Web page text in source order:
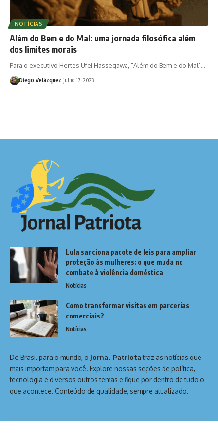
NOTÍCIAS
Além do Bem e do Mal: uma jornada filosófica além
dos limites morais
Para o executivo Hertes Ufei Hassegawa, "Além do Bem e do Mal"…
Diego Velázquez julho 17, 2023
Lula sanciona pacote de leis para ampliar
proteção às mulheres: o que muda no
combate à violência doméstica
Notícias
Como transformar visitas em parcerias
comerciais?
Notícias
Do Brasil para o mundo, o Jornal Patriotatraz as notícias que
mais importam para você. Explore nossas seções de política,
tecnologia e diversos outros temas e fique por dentro de tudo o
que acontece. Conteúdo de qualidade, sempre atualizado.